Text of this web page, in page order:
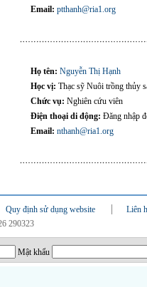
Email: ptthanh@ria1.org
Họ tên: Nguyễn Thị Hạnh
Học vị: Thạc sỹ Nuôi trồng thủy
Chức vụ: Nghiên cứu viên
Điện thoại di động: Đăng nhập
Email: nthanh@ria1.org
Quy định sử dụng website
Liên
290323
Mật khẩu